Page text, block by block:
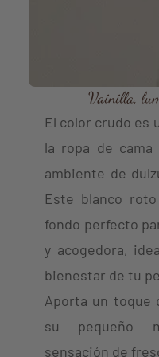
Vainilla,
El color crudo es
la ropa de
ambiente de
Este blanco
fondo perfecto
y acogedora,
bienestar de tu
Aporta un toque
su pequeño
sensación de